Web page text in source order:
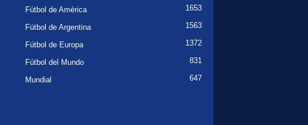
Fútbol de América 1653
Fútbol de Argentina 1563
Fútbol de Europa 1372
Fútbol del Mundo 831
Mundial 647